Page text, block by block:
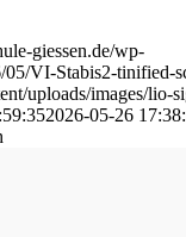
giessen.de/wp-
05/VI-Stabis2-tinified-
uploads/images/lio-
2026-05-26